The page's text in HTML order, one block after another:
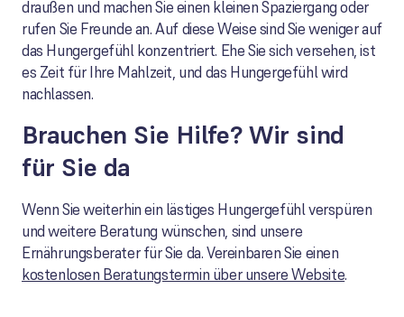
draußen und machen Sie einen kleinen Spaziergang oder
rufen Sie Freunde an. Auf diese Weise sind Sie weniger auf
das Hungergefühl konzentriert. Ehe Sie sich versehen, ist
es Zeit für Ihre Mahlzeit, und das Hungergefühl wird
nachlassen.
Brauchen Sie Hilfe? Wir sind
für Sie da
Wenn Sie weiterhin ein lästiges Hungergefühl verspüren
und weitere Beratung wünschen, sind unsere
Ernährungsberater für Sie da. Vereinbaren Sie einen
kostenlosen Beratungstermin über unsere Website.